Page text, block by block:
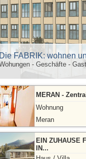
Die FABRIK: wohnen
- Geschäfte -
MERAN -
Wohnung
Meran
EIN ZUHAUSE
IN...